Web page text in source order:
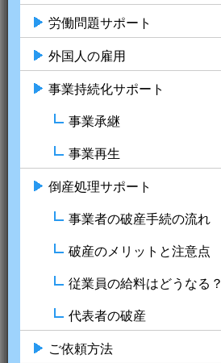
労働問題サポート
外国人の雇用
事業持続化サポート
事業承継
事業再生
倒産処理サポート
事業者の破産手続の流れ
破産のメリットと注意点
従業員の給料はどうなる？
代表者の破産
ご依頼方法